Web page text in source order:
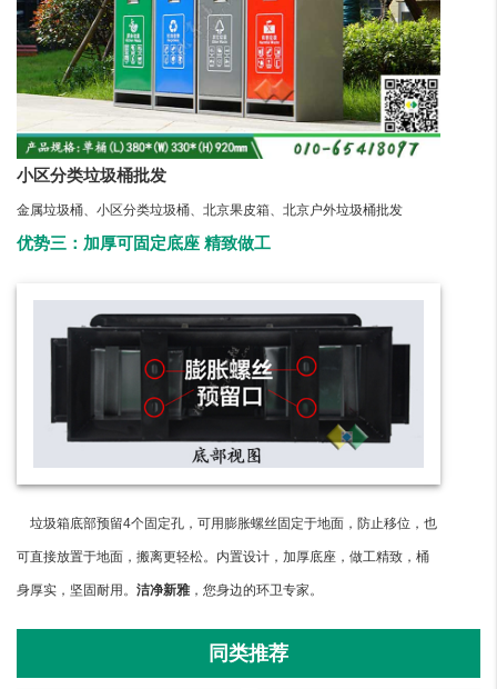
小区分类垃圾桶批发
金属垃圾桶、小区分类垃圾桶、北京果皮箱、北京户外垃圾桶批发
优势三：加厚可固定底座 精致做工
垃圾箱底部预留4个固定孔，可用膨胀螺丝固定于地面，防止移位，也
可直接放置于地面，搬离更轻松。内置设计，加厚底座，做工精致，桶
身厚实，坚固耐用。 洁净新雅，您身边的环卫专家。
同类推荐